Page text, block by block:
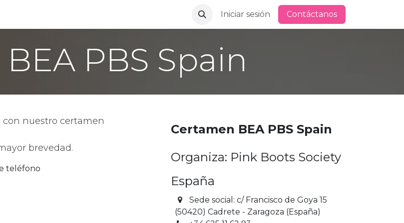
Mujeres, juezas y expertas evaluadoras de cerveza Cartel BEA PBS
Iniciar sesión Contáctanos
PBS Spain
con nuestro certamen
brevedad.
teléfono
Certamen BEA PBS Spain
Organiza: Pink Boots Society
España
Sede social: c/ Francisco de Goya 15
(50420) Cadrete - Zaragoza (España)